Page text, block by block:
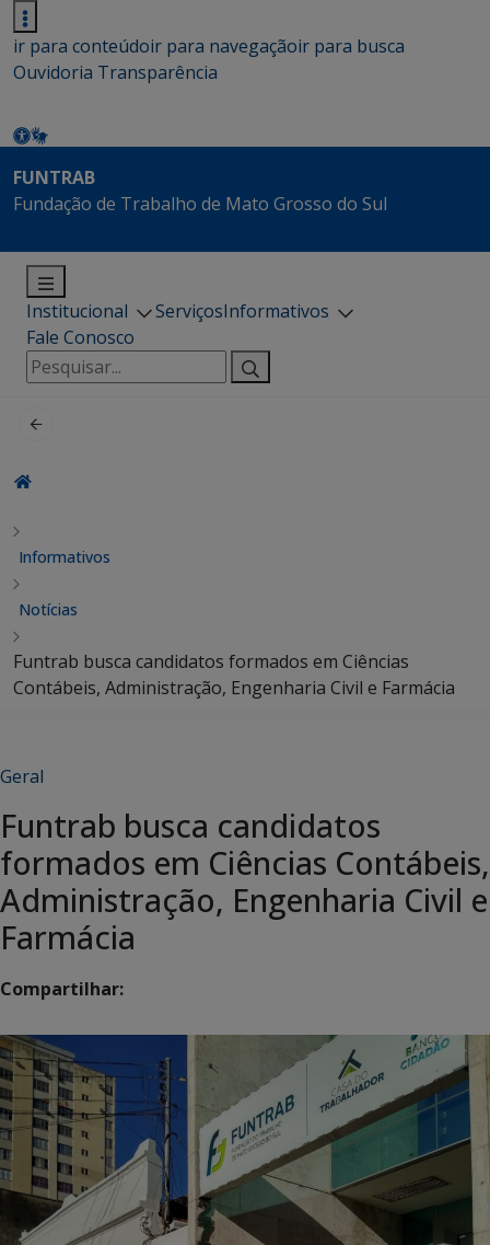
ir para conteúdoir para navegaçãoir para busca
Ouvidoria Transparência
FUNTRAB
Fundação de Trabalho de Mato Grosso do Sul
Institucional ServiçosInformativos
Fale Conosco
Pesquisar
por:
Informativos
Notícias
Funtrab busca candidatos formados em Ciências
Contábeis, Administração, Engenharia Civil e Farmácia
Geral
Funtrab busca candidatos
formados em Ciências Contábeis,
Administração, Engenharia Civil e
Farmácia
Compartilhar: